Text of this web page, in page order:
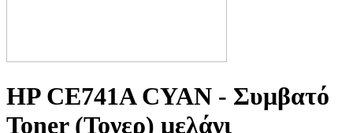
HP CE741A CYAN - Συμβατό
Toner (Τονερ) μελάνι